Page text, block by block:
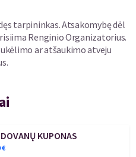
55 min. Pertrauka be jokių
(kad aktoriai
ir įrodykite sau, kad sveikas
tarpininkas. Atsakomybę dėl
Renginio Organizatorius.
ar atšaukimo atveju
KUPONAS
€